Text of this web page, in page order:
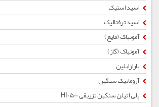
اسید استیک
اسید ترفتالیک
آمونیاک (مایع)
آمونیاک (گاز)
پارازایلین
آروماتیک سنگین
پلی اتیلن سنگین تزریقی HI0500